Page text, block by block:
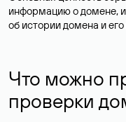
информацию о домене,
об истории домена и
Что можно
проверки